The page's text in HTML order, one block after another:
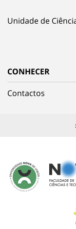
Unidade de
CONHECER
Contactos